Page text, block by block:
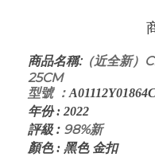
商品名稱:（近全新）
25CM
型號 ：
年份: 2022
評級: 98%新
顏色: 黑色 金扣